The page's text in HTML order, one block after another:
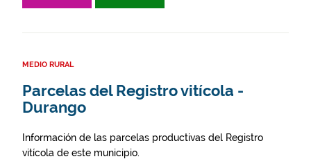
MEDIO RURAL
Parcelas del Registro vitícola -
Durango
Información de las parcelas productivas del Registro
vitícola de este municipio.